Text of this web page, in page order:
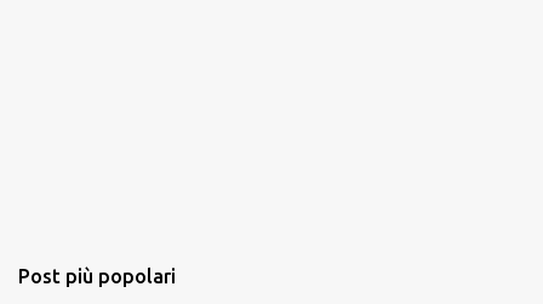
Post più popolari